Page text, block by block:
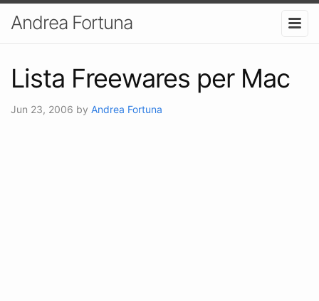
Andrea Fortuna
Lista Freewares per Mac
Jun 23, 2006 by Andrea Fortuna